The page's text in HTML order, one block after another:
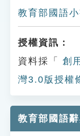
教育部國語
授權資訊：
資料採「
創
灣3.0版授權
教育部國語